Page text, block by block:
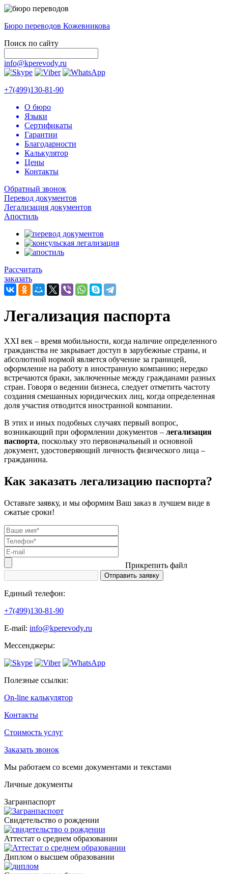
Бюро переводов Кожевникова
Поиск по сайту
info@kperevody.ru
+7(499)130-81-90
О бюро
Языки
Сертификаты
Гарантии
Благодарности
Калькулятор
Цены
Контакты
Обратный звонок
Перевод документов
Легализация документов
Апостиль
Рассчитать
заказать
Легализация паспорта
XXI век – время мобильности, когда наличие определенного
гражданства не закрывает доступ в зарубежные страны, и
абсолютной нормой является обучение за границей,
оформление на работу в иностранную компанию; нередко
встречаются браки, заключенные между гражданами разных
стран. Говоря о ведении бизнеса, следует отметить частоту
создания смешанных юридических лиц, когда определенная
доля участия отводится иностранной компании.
В этих и иных подобных случаях первый вопрос,
возникающий при оформлении документов – легализация
паспорта, поскольку это первоначальный и основной
документ, удостоверяющий личность физического лица –
гражданина.
Как заказать легализацию паспорта?
Оставьте заявку, и мы оформим Ваш заказ в лучшем виде в
сжатые сроки!
Прикрепить файл
Единый телефон:
+7(499)130-81-90
Е-mail: info@kperevody.ru
Мессенджеры:
Полезные ссылки:
On-line калькулятор
Контакты
Стоимость услуг
Заказать звонок
Мы работаем со всеми документами и текстами
Личные документы
Загранпаспорт
Cвидетельство о рождении
Аттестат о среднем образовании
Диплом о высшем образовании